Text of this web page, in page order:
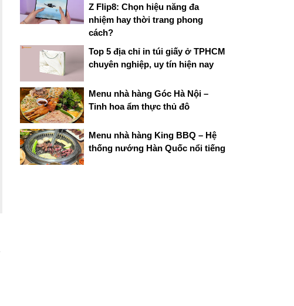
Z Flip8: Chọn hiệu năng đa
nhiệm hay thời trang phong
cách?
Top 5 địa chỉ in túi giấy ở TPHCM
chuyên nghiệp, uy tín hiện nay
Menu nhà hàng Góc Hà Nội –
Tinh hoa ẩm thực thủ đô
Menu nhà hàng King BBQ – Hệ
thống nướng Hàn Quốc nổi tiếng